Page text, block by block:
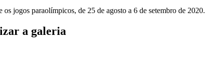
jogos paraolímpicos, de 25 de agosto a 6 de setembro de 2020.
a galeria